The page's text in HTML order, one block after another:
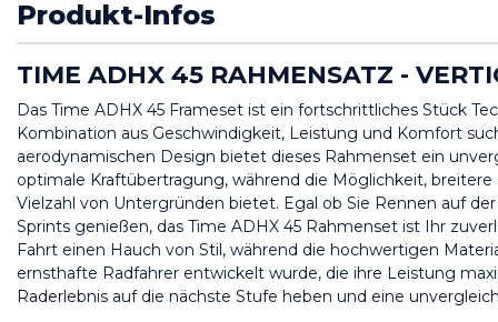
Produkt-Infos
TIME ADHX 45 RAHMENSATZ -
Das Time ADHX 45 Frameset ist ein fortschrittliches Stück
Kombination aus Geschwindigkeit, Leistung und Komfort
aerodynamischen Design bietet dieses Rahmenset ein
optimale Kraftübertragung, während die Möglichkeit,
Vielzahl von Untergründen bietet. Egal ob Sie Rennen auf
Sprints genießen, das Time ADHX 45 Rahmenset ist Ihr
Fahrt einen Hauch von Stil, während die hochwertigen
ernsthafte Radfahrer entwickelt wurde, die ihre Leistung
Raderlebnis auf die nächste Stufe heben und eine